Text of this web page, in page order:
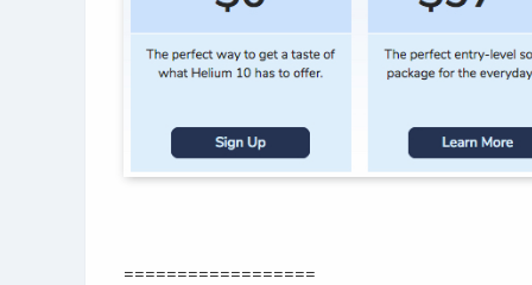
==================